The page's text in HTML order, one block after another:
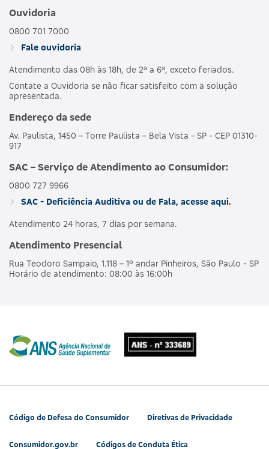
Ouvidoria
0800 701 7000
Fale ouvidoria
Atendimento das 08h às 18h, de 2ª a 6ª, exceto feriados.
Contate a Ouvidoria se não ficar satisfeito com a solução
apresentada.
Endereço da sede
Av. Paulista, 1450 – Torre Paulista – Bela Vista - SP - CEP 01310-
917
SAC – Serviço de Atendimento ao Consumidor:
0800 727 9966
SAC - Deficiência Auditiva ou de Fala, acesse aqui.
Atendimento 24 horas, 7 dias por semana.
Atendimento Presencial
Rua Teodoro Sampaio, 1.118 – 1º andar Pinheiros, São Paulo - SP
Horário de atendimento: 08:00 às 16:00h
Código de Defesa do Consumidor Diretivas de Privacidade
Consumidor.gov.br Códigos de Conduta Ética